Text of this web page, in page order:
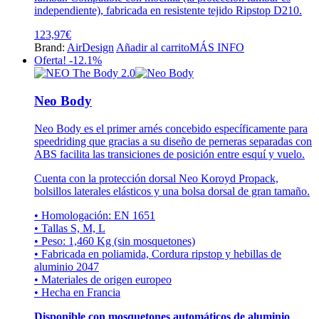
se
pueden
en
independiente), fabricada en resistente tejido Ripstop D210.
123,97€
Brand: AirDesign Añadir al carritoMÁS INFO
Oferta! -12.1%
Neo Body
Neo Body es el primer arnés concebido específicamente para
speedriding que gracias a su diseño de perneras separadas con
ABS facilita las transiciones de posición entre esquí y vuelo.
Cuenta con la protección dorsal Neo Koroyd Propack,
bolsillos laterales elásticos y una bolsa dorsal de gran tamaño.
• Homologación: EN 1651
• Tallas S, M, L
• Peso: 1,460 Kg (sin mosquetones)
• Fabricada en poliamida, Cordura ripstop y hebillas de
aluminio 2047
• Materiales de origen europeo
• Hecha en Francia
Disponible con mosquetones automáticos de aluminio